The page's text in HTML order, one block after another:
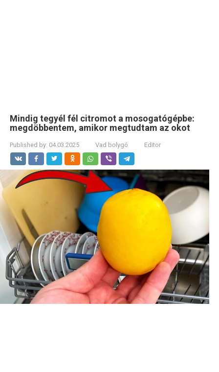
Mindig tegyél fél citromot a mosogatógépbe:
megdöbbentem, amikor megtudtam az okot
Published by: 04.03.2025 Vad bolygó Editor